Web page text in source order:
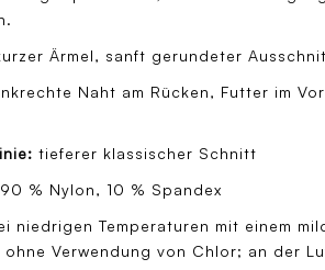
Ärmel, sanft gerundeter
Naht am Rücken, Futter im
tieferer klassischer Schnitt
90 % Nylon, 10 % Spandex
niedrigen Temperaturen mit einem
ohne Verwendung von Chlor; an der